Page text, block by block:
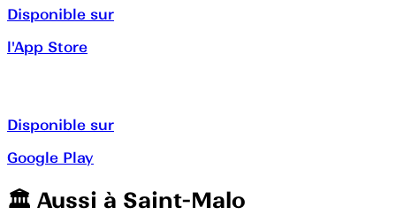
Disponible sur
l'App Store
Disponible sur
Google Play
🏛️️ Aussi à Saint-Malo